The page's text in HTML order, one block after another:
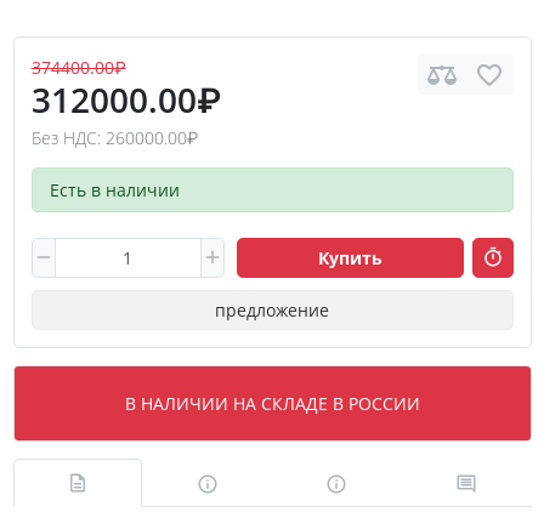
374400.00₽
312000.00₽
Без НДС: 260000.00₽
Есть в наличии
Купить
предложение
В НАЛИЧИИ НА СКЛАДЕ В РОССИИ